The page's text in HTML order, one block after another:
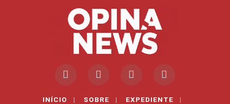
INÍCIO | SOBRE | EXPEDIENTE |